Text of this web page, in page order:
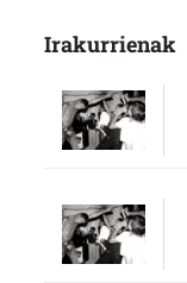
Irakurrienak